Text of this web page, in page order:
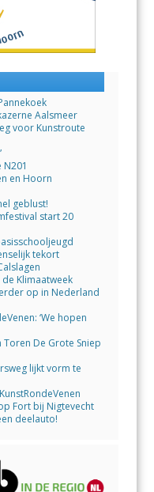
Aalsmeer
voor Kunstroute
en Hoorn
geblust!
start 20
tekort
Klimaatweek
op in Nederland
‘We hopen
Toren De Grote Sniep
lijkt vorm te
Fort bij Nigtevecht
deelauto!